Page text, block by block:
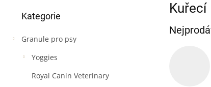
s
r
a
kategorie
Kategorie
Granule pro psy
Yoggies
Royal Canin Veterinary
Kuřecí